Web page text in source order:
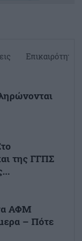
Επικαιρότητα
της ΓΓΠΣ
ΑΦΜ
– Πότε